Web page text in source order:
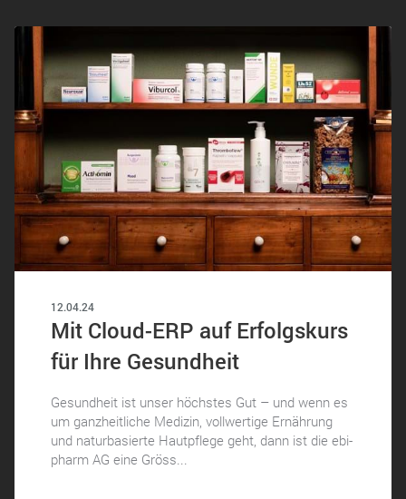
12.04.24
Mit Cloud-ERP auf Erfolgskurs
für Ihre Gesundheit
Gesundheit ist unser höchstes Gut – und wenn es
um ganzheitliche Medizin, vollwertige Ernährung
und naturbasierte Hautpflege geht, dann ist die ebi-
pharm AG eine Gröss...